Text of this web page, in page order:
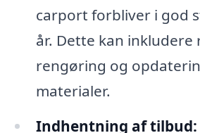
carport forbliver i god
år. Dette kan inkludere
rengøring og
materialer.
Indhentning af tilbud: